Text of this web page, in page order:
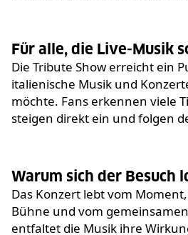
Für alle, die Live-Musik
Die Tribute Show erreicht ein
italienische Musik und
möchte. Fans erkennen viele
steigen direkt ein und folgen
Warum sich der Besuch
Das Konzert lebt vom
Bühne und vom
entfaltet die Musik ihre